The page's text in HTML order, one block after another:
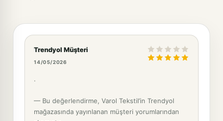
Trendyol Müşteri
14/05/2026
.
— Bu değerlendirme, Varol Tekstil’in Trendyol
mağazasında yayınlanan müşteri yorumlarından